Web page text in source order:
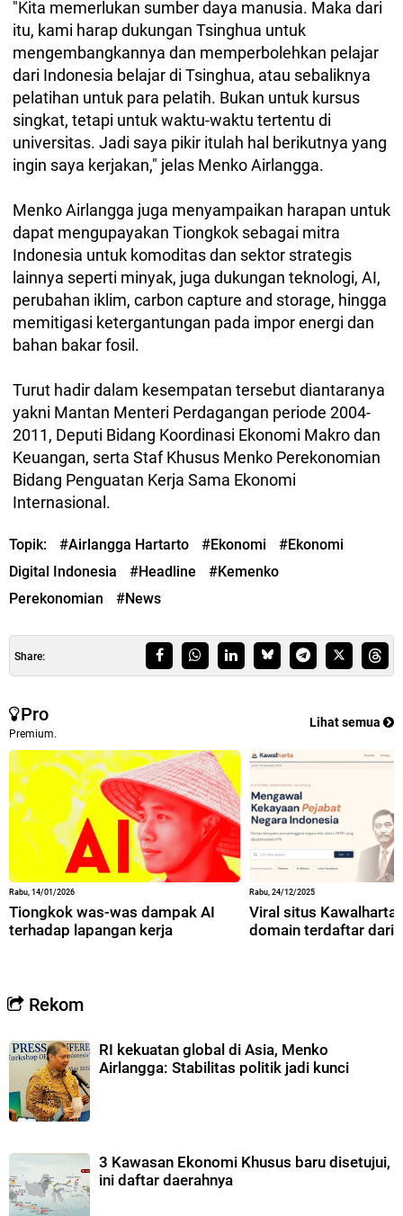
"Kita memerlukan sumber daya manusia. Maka dari
itu, kami harap dukungan Tsinghua untuk
mengembangkannya dan memperbolehkan pelajar
dari Indonesia belajar di Tsinghua, atau sebaliknya
pelatihan untuk para pelatih. Bukan untuk kursus
singkat, tetapi untuk waktu-waktu tertentu di
universitas. Jadi saya pikir itulah hal berikutnya yang
ingin saya kerjakan," jelas Menko Airlangga.
Menko Airlangga juga menyampaikan harapan untuk
dapat mengupayakan Tiongkok sebagai mitra
Indonesia untuk komoditas dan sektor strategis
lainnya seperti minyak, juga dukungan teknologi, AI,
perubahan iklim, carbon capture and storage, hingga
memitigasi ketergantungan pada impor energi dan
bahan bakar fosil.
Turut hadir dalam kesempatan tersebut diantaranya
yakni Mantan Menteri Perdagangan periode 2004-
2011, Deputi Bidang Koordinasi Ekonomi Makro dan
Keuangan, serta Staf Khusus Menko Perekonomian
Bidang Penguatan Kerja Sama Ekonomi
Internasional.
Topik: #Airlangga Hartarto #Ekonomi
#Ekonomi
Digital Indonesia
#Headline
#Kemenko
Perekonomian
#News
Share:
Pro
Premium.
Lihat semua
Rabu, 14/01/2026
Tiongkok was-was dampak AI
terhadap lapangan kerja
Rabu, 24/12/2025
Viral situs
domain terdaftar dari
Rekom
RI kekuatan global di Asia, Menko
Airlangga: Stabilitas politik jadi kunci
3 Kawasan Ekonomi Khusus baru disetujui,
ini daftar daerahnya